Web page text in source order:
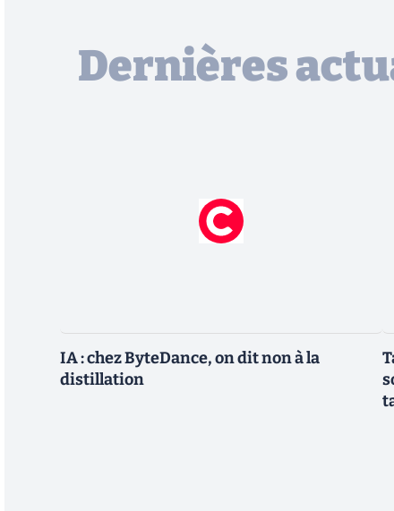
Dernières
IA : chez ByteDance, on dit non à la
distillation